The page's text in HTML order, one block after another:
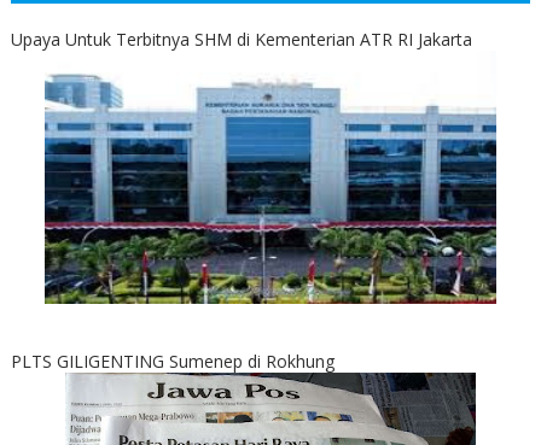
Upaya Untuk Terbitnya SHM di Kementerian ATR RI Jakarta
PLTS GILIGENTING Sumenep di Rokhung